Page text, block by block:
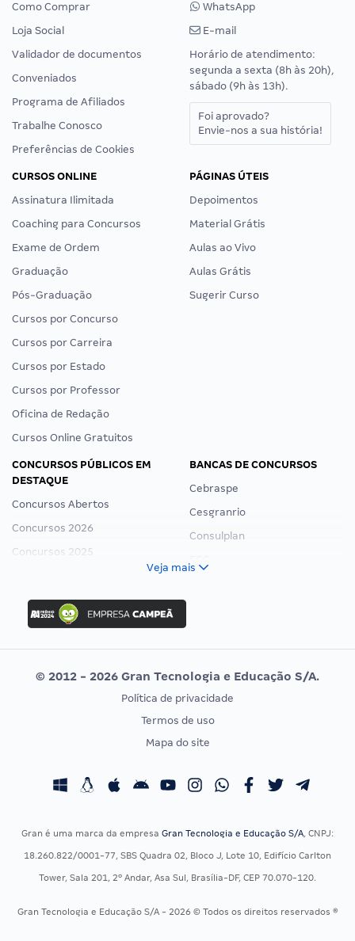
Como Comprar
Loja Social
Validador de documentos
Conveniados
Programa de Afiliados
Trabalhe Conosco
Preferências de Cookies
WhatsApp
E-mail
Horário de atendimento:
segunda a sexta (8h às 20h),
sábado (9h às 13h).
Foi aprovado?
Envie-nos a sua história!
CURSOS ONLINE
Assinatura Ilimitada
Coaching para Concursos
Exame de Ordem
Graduação
Pós-Graduação
Cursos por Concurso
Cursos por Carreira
Cursos por Estado
Cursos por Professor
Oficina de Redação
Cursos Online Gratuitos
PÁGINAS ÚTEIS
Depoimentos
Material Grátis
Aulas ao Vivo
Aulas Grátis
Sugerir Curso
CONCURSOS PÚBLICOS EM
DESTAQUE
Concursos Abertos
Concursos 2026
Concursos 2025
Concurso Ibama
Concurso MPU
Editais publicados
BANCAS DE CONCURSOS
Cebraspe
Cesgranrio
Consulplan
Vunesp
CONCURSOS POR PROFISSÃO
Concursos Fiscais
Concursos Saúde
Residência Multiprofissional
EXAME DE ORDEM
Calendário OAB
Veja mais
© 2012 - 2026 Gran Tecnologia e Educação S/A.
Política de privacidade
Termos de uso
Mapa do site
Gran é uma marca da empresa Gran Tecnologia e Educação S/A, CNPJ:
18.260.822/0001-77, SBS Quadra 02, Bloco J, Lote 10, Edifício Carlton
Tower, Sala 201, 2º Andar, Asa Sul, Brasília-DF, CEP 70.070-120.
Gran Tecnologia e Educação S/A - 2026 © Todos os direitos reservados ®